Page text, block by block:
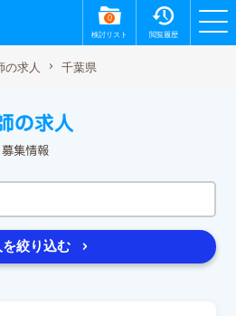
0
検討リスト 閲覧履歴
の求人 千葉県
の求人
集情報
を絞り込む